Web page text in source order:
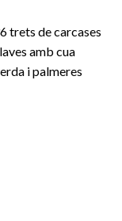
trets de carcases
amb cua
i palmeres